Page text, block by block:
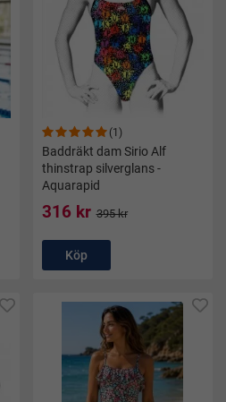
(1)
Baddräkt dam Sirio Alf
thinstrap silverglans -
Aquarapid
316 kr 395 kr
Köp